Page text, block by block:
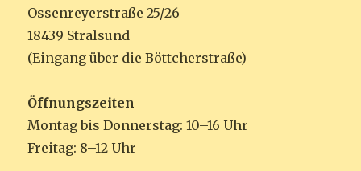
Ossenreyerstraße 25/26
18439 Stralsund
(Eingang über die Böttcherstraße)
Öffnungszeiten
Montag bis Donnerstag: 10–16 Uhr
Freitag: 8–12 Uhr